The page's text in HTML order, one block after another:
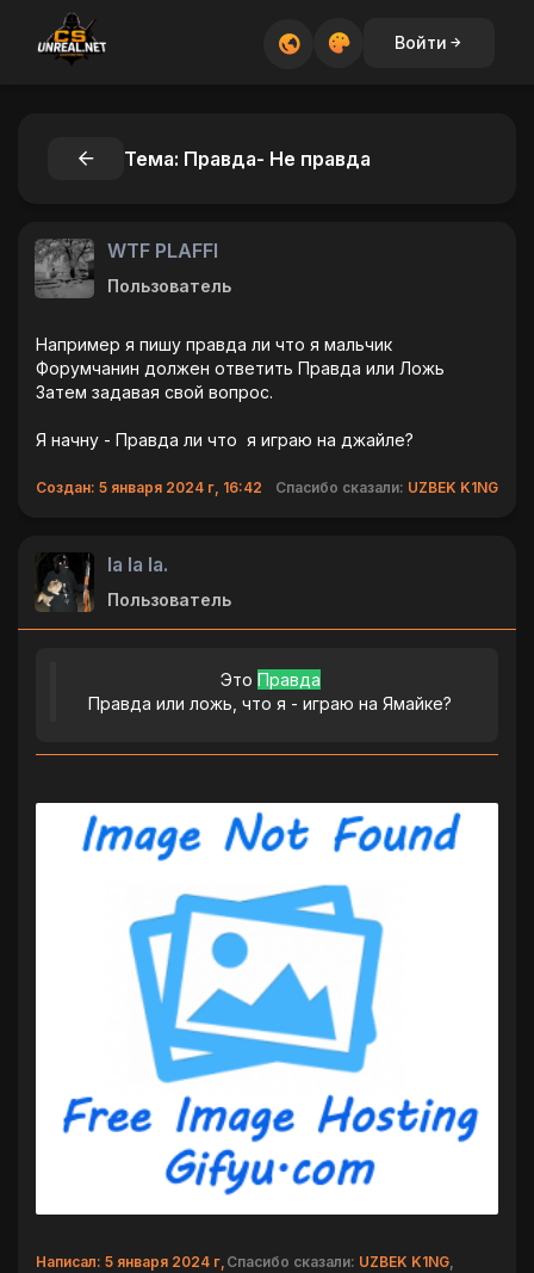
Войти
Тема: Правда- Не правда
WTF PLAFFI
Пользователь
Например я пишу правда ли что я мальчик
Форумчанин должен ответить Правда или Ложь
Затем задавая свой вопрос.
Я начну - Правда ли что я играю на джайле?
Создан: 5 января 2024 г, 16:42 Спасибо сказали: UZBEK K1NG
la la la.
Пользователь
Это Правда
Правда или ложь, что я - играю на Ямайке?
Написал: 5 января 2024 г, Спасибо сказали: UZBEK K1NG,